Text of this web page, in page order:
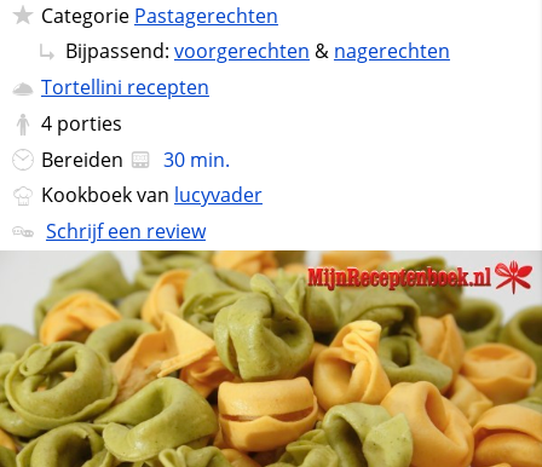
Categorie Pastagerechten
Bijpassend: voorgerechten & nagerechten
Tortellini recepten
4 porties
Bereiden
30 min.
Kookboek van lucyvader
Schrijf een review